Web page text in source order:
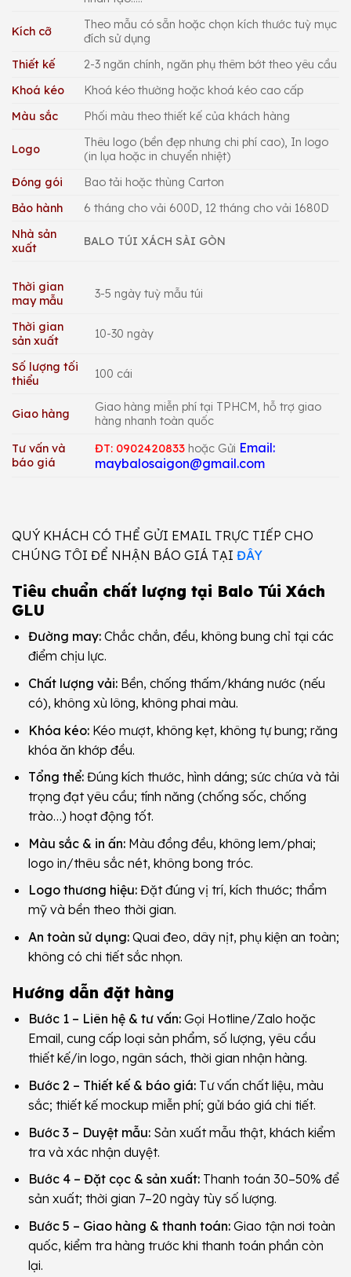
Kích cỡ
Theo mẫu có sẵn hoặc chọn kích thước tuỳ mục
đích sử dụng
Thiết kế
2-3 ngăn chính, ngăn phụ thêm bớt theo yêu cầu
Khoá kéo
Khoá kéo thường hoặc khoá kéo cao cấp
Màu sắc
Phối màu theo thiết kế của khách hàng
Logo
Thêu logo (bền đẹp nhưng chi phí cao), In logo
(in lụa hoặc in chuyển nhiệt)
Đóng gói
Bao tải hoặc thùng Carton
Bảo hành
6 tháng cho vải 600D, 12 tháng cho vải 1680D
Nhà sản
xuất
BALO TÚI XÁCH SÀI GÒN
Thời gian
may mẫu
3-5 ngày tuỳ mẫu túi
Thời gian
sản xuất
10-30 ngày
Số lượng tối
thiểu
100 cái
Giao hàng
Giao hàng miễn phí tại TPHCM, hỗ trợ giao
hàng nhanh toàn quốc
Tư vấn và
báo giá
ĐT: 0902420833 hoặc Gửi Email:
maybalosaigon@gmail.com
QUÝ KHÁCH CÓ THỂ GỬI EMAIL TRỰC TIẾP CHO
CHÚNG TÔI ĐỂ NHẬN BÁO GIÁ TẠI ĐÂY
Tiêu chuẩn chất lượng tại Balo Túi Xách
GLU
Đường may:Chắc chắn, đều, không bung chỉ tại các
điểm chịu lực.
Chất lượng vải:Bền, chống thấm/kháng nước (nếu
có), không xù lông, không phai màu.
Khóa kéo:Kéo mượt, không kẹt, không tự bung; răng
khóa ăn khớp đều.
Tổng thể:Đúng kích thước, hình dáng; sức chứa và tải
trọng đạt yêu cầu; tính năng (chống sốc, chống
trào…) hoạt động tốt.
Màu sắc & in ấn:Màu đồng đều, không lem/phai;
logo in/thêu sắc nét, không bong tróc.
Logo thương hiệu:Đặt đúng vị trí, kích thước; thẩm
mỹ và bền theo thời gian.
An toàn sử dụng:Quai đeo, dây nịt, phụ kiện an toàn;
không có chi tiết sắc nhọn.
Hướng dẫn đặt hàng
Bước 1 – Liên hệ & tư vấn:Gọi Hotline/Zalo hoặc
Email, cung cấp loại sản phẩm, số lượng, yêu cầu
thiết kế/in logo, ngân sách, thời gian nhận hàng.
Bước 2 – Thiết kế & báo giá:Tư vấn chất liệu, màu
sắc; thiết kế mockup miễn phí; gửi báo giá chi tiết.
Bước 3 – Duyệt mẫu:Sản xuất mẫu thật, khách kiểm
tra và xác nhận duyệt.
Bước 4 – Đặt cọc & sản xuất:Thanh toán 30–50% để
sản xuất; thời gian 7–20 ngày tùy số lượng.
Bước 5 – Giao hàng & thanh toán:Giao tận nơi toàn
quốc, kiểm tra hàng trước khi thanh toán phần còn
lại.